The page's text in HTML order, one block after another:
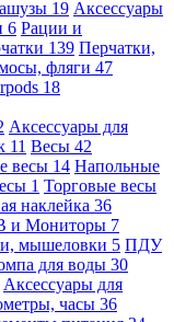
19 Аксессуары
6 Рации и
139 Перчатки,
фляги 47
18
Аксессуары для
11 Весы 42
весы 14 Напольные
1 Торговые весы
наклейка 36
и Мониторы 7
мышеловки 5 ПДУ
для воды 30
Аксессуары для
часы 36